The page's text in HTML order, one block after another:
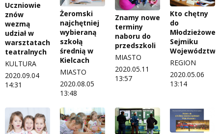
Uczniowie
znów
wezmą
udział w
warsztatach
teatralnych
KULTURA
2020.09.04
14:31
Żeromski
najchętniej
wybieraną
szkołą
średnią w
Kielcach
MIASTO
2020.08.05
13:48
Znamy nowe
terminy
naboru do
przedszkoli
MIASTO
2020.05.11
13:57
Kto chętny
do
Sejmiku
REGION
2020.05.06
13:14